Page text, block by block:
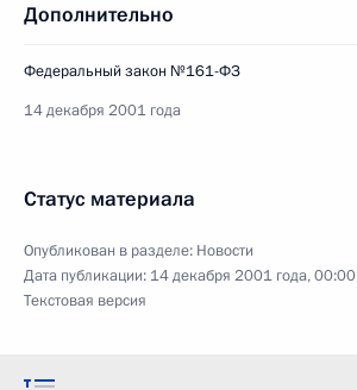
Дополнительно
Федеральный закон №161-ФЗ
14 декабря 2001 года
Статус материала
Опубликован в разделе: Новости
Дата публикации: 14 декабря 2001 года, 00:00
Текстовая версия